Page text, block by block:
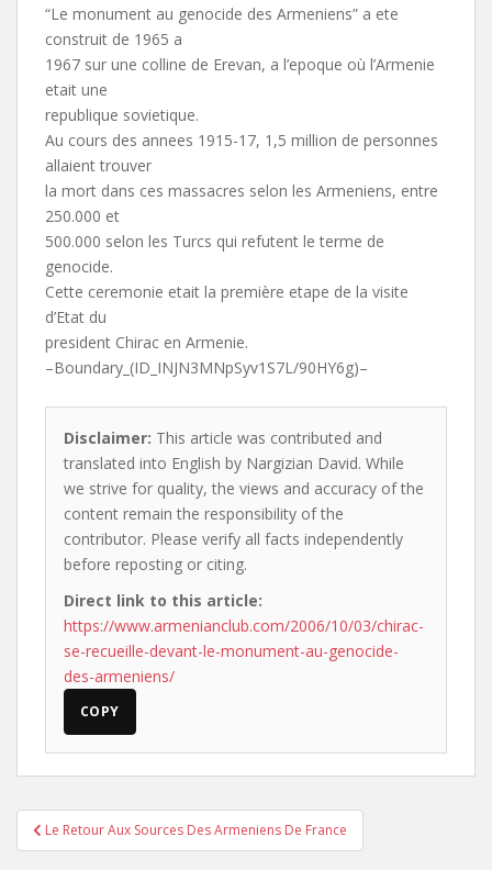
“Le monument au genocide des Armeniens” a ete
construit de 1965 a
1967 sur une colline de Erevan, a l’epoque où l’Armenie
etait une
republique sovietique.
Au cours des annees 1915-17, 1,5 million de personnes
allaient trouver
la mort dans ces massacres selon les Armeniens, entre
250.000 et
500.000 selon les Turcs qui refutent le terme de
genocide.
Cette ceremonie etait la première etape de la visite
d’Etat du
president Chirac en Armenie.
–Boundary_(ID_INJN3MNpSyv1S7L/90HY6g)–
Disclaimer: This article was contributed and
translated into English by Nargizian David. While
we strive for quality, the views and accuracy of the
content remain the responsibility of the
contributor. Please verify all facts independently
before reposting or citing.
Direct link to this article:
https://www.armenianclub.com/2006/10/03/chirac-
se-recueille-devant-le-monument-au-genocide-
des-armeniens/
COPY
Post
navigation
Le Retour Aux Sources Des Armeniens De France